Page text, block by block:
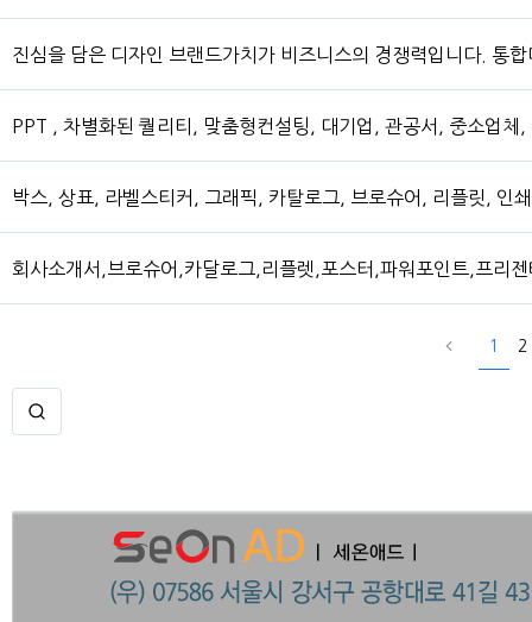
진심을 담은 디자인 브랜드가치가 비즈니스의 경쟁력입니다. 통
PPT , 차별화된 퀄리티, 맞춤형컨설팅, 대기업, 관공서, 중소업체,
박스, 상표, 라벨스티커, 그래픽, 카탈로그, 브로슈어, 리플릿, 인
회사소개서,브로슈어,카달로그,리플렛,포스터,파워포인트,프리
1 2